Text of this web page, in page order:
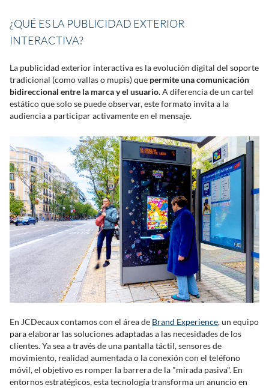
¿QUÉ ES LA PUBLICIDAD EXTERIOR
INTERACTIVA?
La publicidad exterior interactiva es la evolución digital del soporte
tradicional (como vallas o mupis) que permite una comunicación
bidireccional entre la marca y el usuario. A diferencia de un cartel
estático que solo se puede observar, este formato invita a la
audiencia a participar activamente en el mensaje.
En JCDecaux contamos con el área de Brand Experience, un equipo
para elaborar las soluciones adaptadas a las necesidades de los
clientes. Ya sea a través de una pantalla táctil, sensores de
movimiento, realidad aumentada o la conexión con el teléfono
móvil, el objetivo es romper la barrera de la "mirada pasiva". En
entornos estratégicos, esta tecnología transforma un anuncio en